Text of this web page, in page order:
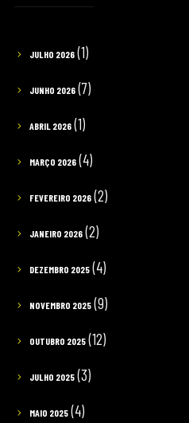
JULHO 2026(1)
JUNHO 2026(7)
ABRIL 2026(1)
MARÇO 2026(4)
FEVEREIRO 2026(2)
JANEIRO 2026(2)
DEZEMBRO 2025(4)
NOVEMBRO 2025(9)
OUTUBRO 2025(12)
JULHO 2025(3)
MAIO 2025(4)